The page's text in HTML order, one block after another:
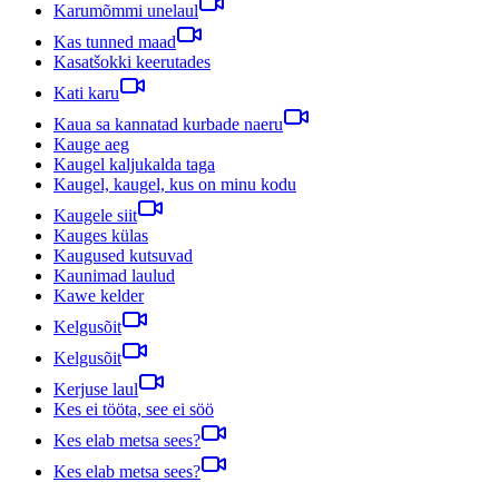
Karumõmmi unelaul
Kas tunned maad
Kasatšokki keerutades
Kati karu
Kaua sa kannatad kurbade naeru
Kauge aeg
Kaugel kaljukalda taga
Kaugel, kaugel, kus on minu kodu
Kaugele siit
Kauges külas
Kaugused kutsuvad
Kaunimad laulud
Kawe kelder
Kelgusõit
Kelgusõit
Kerjuse laul
Kes ei tööta, see ei söö
Kes elab metsa sees?
Kes elab metsa sees?